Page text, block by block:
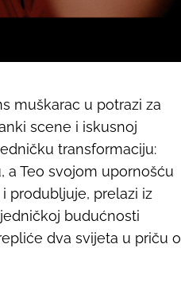
muškarac u potrazi za
scene i iskusnoj
transformaciju:
a Teo svojom upornošću
produbljuje, prelazi iz
budućnosti
dva svijeta u priču o